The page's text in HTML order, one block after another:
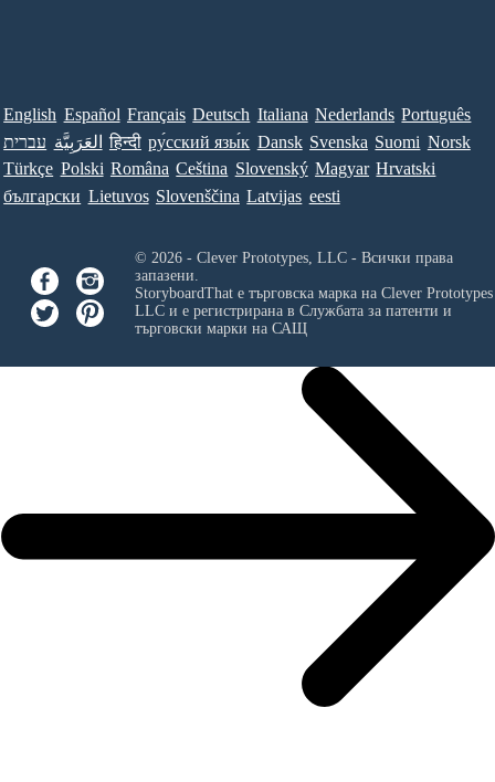
English Español Français Deutsch Italiana Nederlands Português
עברית العَرَبِيَّة हिन्दी ру́сский язы́к Dansk Svenska Suomi Norsk
Türkçe Polski Româna Ceština Slovenský Magyar Hrvatski
български Lietuvos Slovenščina Latvijas eesti
© 2026 - Clever Prototypes, LLC - Всички права
запазени.
StoryboardThat е търговска марка на Clever
LLCи е регистрирана в Службата за патенти и
търговски марки на САЩ